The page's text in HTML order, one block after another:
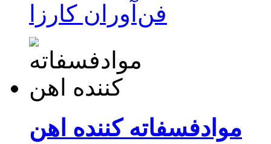
فن‌آوران‌ کارزا
موادفسفاته کننده اهن